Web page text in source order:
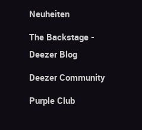
Neuheiten
The Backstage -
Deezer Blog
Deezer Community
Purple Club